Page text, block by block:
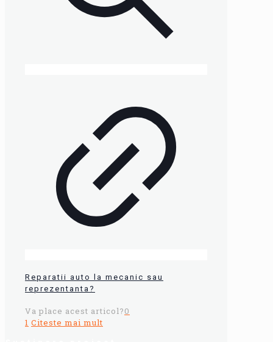
Reparatii auto la mecanic sau
reprezentanta?
Va place acest articol?0
1 Citeste mai mult